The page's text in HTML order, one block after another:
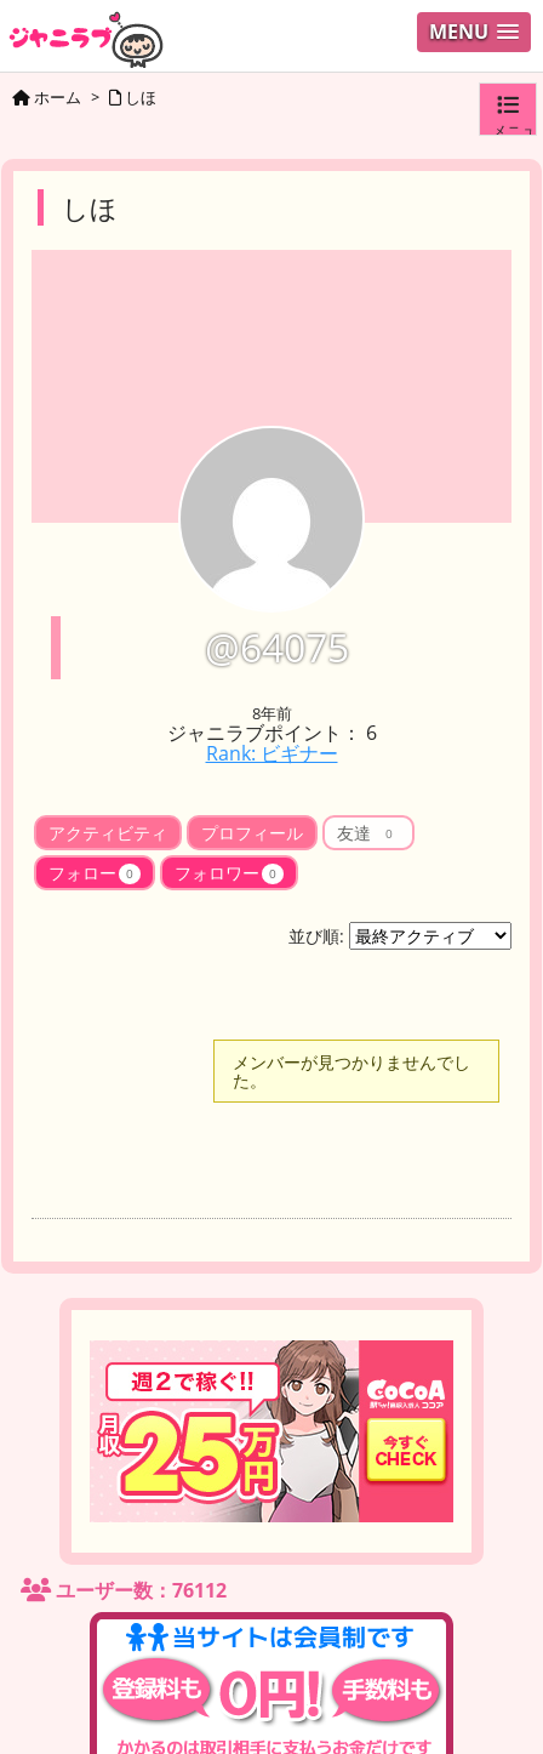
MENU
メニュ
ホーム > しほ
しほ
@64075
8年前
ジャニラブポイント： 6
Rank: ビギナー
アクティビティ プロフィール 友達 0
フォロー 0 フォロワー 0
並び順:
メンバーが見つかりませんでし
た。
ユーザー数：76112